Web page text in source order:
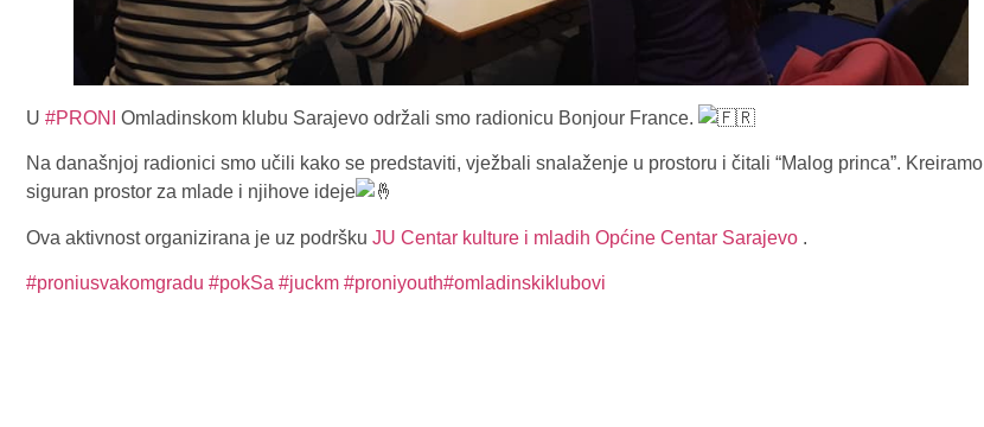
U #PRONI Omladinskom klubu Sarajevo održali smo radionicu Bonjour France.
Na današnjoj radionici smo učili kako se predstaviti, vježbali snalaženje u prostoru i čitali “Malog princa”. Kreiramo
siguran prostor za mlade i njihove ideje
Ova aktivnost organizirana je uz podršku JU Centar kulture i mladih Općine Centar Sarajevo .
#proniusvakomgradu #pokSa #juckm #proniyouth#omladinskiklubovi